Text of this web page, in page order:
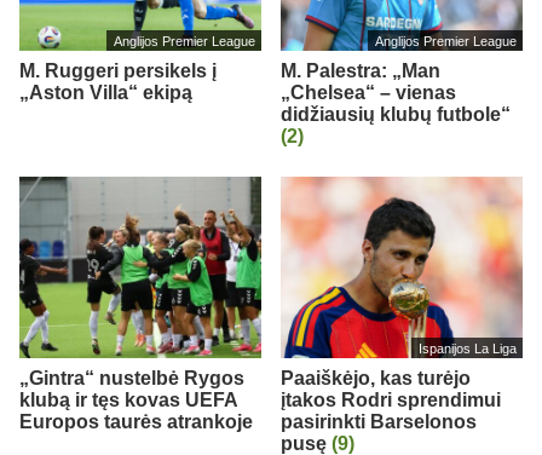
Anglijos Premier League
M. Ruggeri persikels į
„Aston Villa“ ekipą
Anglijos Premier League
M. Palestra: „Man
„Chelsea“ – vienas
didžiausių klubų futbole“
(2)
„Gintra“ nustelbė Rygos
klubą ir tęs kovas UEFA
Europos taurės atrankoje
Ispanijos La Liga
Paaiškėjo, kas turėjo
įtakos Rodri sprendimui
pasirinkti Barselonos
pusę (9)